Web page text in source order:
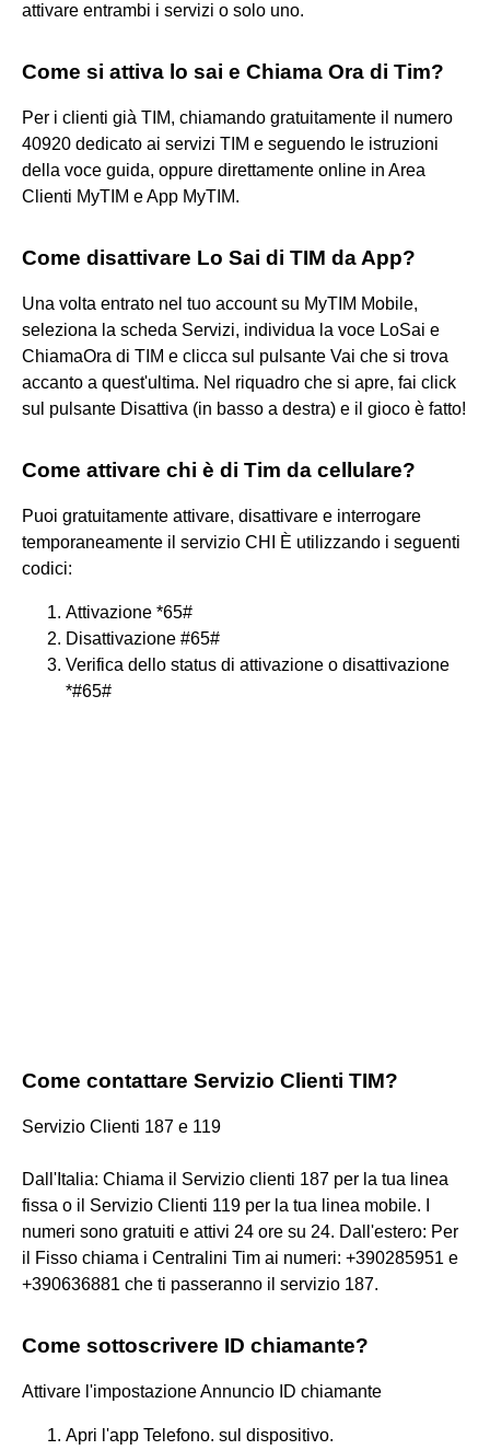
attivare entrambi i servizi o solo uno.
Come si attiva lo sai e Chiama Ora di Tim?
Per i clienti già TIM, chiamando gratuitamente il numero
40920 dedicato ai servizi TIM e seguendo le istruzioni
della voce guida, oppure direttamente online in Area
Clienti MyTIM e App MyTIM.
Come disattivare Lo Sai di TIM da App?
Una volta entrato nel tuo account su MyTIM Mobile,
seleziona la scheda Servizi, individua la voce LoSai e
ChiamaOra di TIM e clicca sul pulsante Vai che si trova
accanto a quest'ultima. Nel riquadro che si apre, fai click
sul pulsante Disattiva (in basso a destra) e il gioco è fatto!
Come attivare chi è di Tim da cellulare?
Puoi gratuitamente attivare, disattivare e interrogare
temporaneamente il servizio CHI È utilizzando i seguenti
codici:
Attivazione *65#
Disattivazione #65#
Verifica dello status di attivazione o disattivazione
*#65#
Come contattare Servizio Clienti TIM?
Servizio Clienti 187 e 119
Dall'Italia: Chiama il Servizio clienti 187 per la tua linea
fissa o il Servizio Clienti 119 per la tua linea mobile. I
numeri sono gratuiti e attivi 24 ore su 24. Dall'estero: Per
il Fisso chiama i Centralini Tim ai numeri: +390285951 e
+390636881 che ti passeranno il servizio 187.
Come sottoscrivere ID chiamante?
Attivare l'impostazione Annuncio ID chiamante
Apri l'app Telefono. sul dispositivo.